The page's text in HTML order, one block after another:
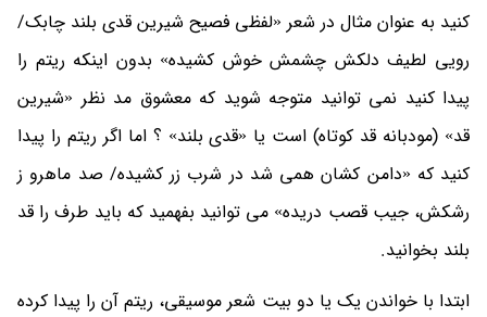
کنید به عنوان مثال در شعر «لفظی فصیح شیرین قدی بلند چابک/
رویی لطیف دلکش چشمش خوش کشیده» بدون اینکه ریتم را
پیدا کنید نمی توانید متوجه شوید که معشوق مد نظر «شیرین
قد» (مودبانه قد کوتاه) است یا «قدی بلند» ؟ اما اگر ریتم را پیدا
کنید که «دامن کشان همی شد در شرب زر کشیده/ صد ماهرو ز
رشکش، جیب قصب دریده» می توانید بفهمید که باید طرف را قد
بلند بخوانید.
ابتدا با خواندن یک یا دو بیت شعر موسیقی، ریتم آن را پیدا کرده